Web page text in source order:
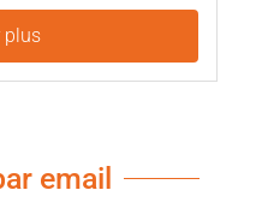
plus
email